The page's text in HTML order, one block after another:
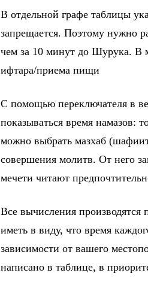
В отдельной графе таблицы
запрещается. Поэтому нужно
чем за 10 минут до Шурука. В
ифтара/приема пищи
С помощью переключателя в
показываться время намазов:
можно выбрать мазхаб
совершения молитв. От него
мечети читают
Все вычисления
иметь в виду, что время
зависимости от вашего
написано в таблице, в